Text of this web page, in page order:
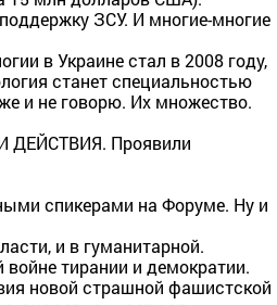
ЗСУ. И многие-многие
в Украине стал в 2008 году,
станет специальностью
и не говорю. Их множество.
Проявили
спикерами на Форуме. Ну и
и в гуманитарной.
войне тирании и демократии.
новой страшной фашистской